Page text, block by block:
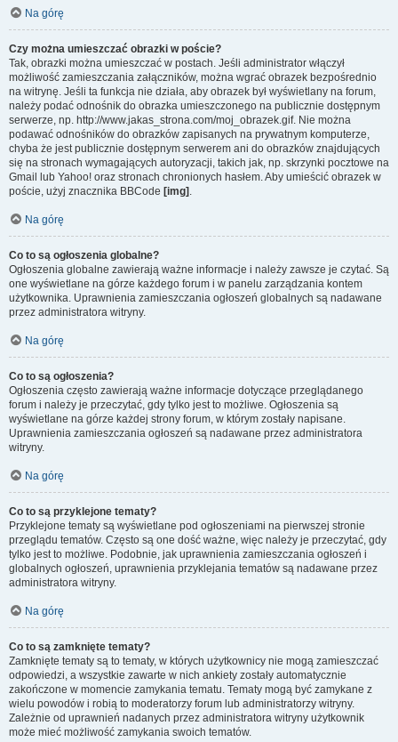
Na górę
Czy można umieszczać obrazki w poście?
Tak, obrazki można umieszczać w postach. Jeśli administrator włączył
możliwość zamieszczania załączników, można wgrać obrazek bezpośrednio
na witrynę. Jeśli ta funkcja nie działa, aby obrazek był wyświetlany na forum,
należy podać odnośnik do obrazka umieszczonego na publicznie dostępnym
serwerze, np. http://www.jakas_strona.com/moj_obrazek.gif. Nie można
podawać odnośników do obrazków zapisanych na prywatnym komputerze,
chyba że jest publicznie dostępnym serwerem ani do obrazków znajdujących
się na stronach wymagających autoryzacji, takich jak, np. skrzynki pocztowe na
Gmail lub Yahoo! oraz stronach chronionych hasłem. Aby umieścić obrazek w
poście, użyj znacznika BBCode [img] .
Na górę
Co to są ogłoszenia globalne?
Ogłoszenia globalne zawierają ważne informacje i należy zawsze je czytać. Są
one wyświetlane na górze każdego forum i w panelu zarządzania kontem
użytkownika. Uprawnienia zamieszczania ogłoszeń globalnych są nadawane
przez administratora witryny.
Na górę
Co to są ogłoszenia?
Ogłoszenia często zawierają ważne informacje dotyczące przeglądanego
forum i należy je przeczytać, gdy tylko jest to możliwe. Ogłoszenia są
wyświetlane na górze każdej strony forum, w którym zostały napisane.
Uprawnienia zamieszczania ogłoszeń są nadawane przez administratora
witryny.
Na górę
Co to są przyklejone tematy?
Przyklejone tematy są wyświetlane pod ogłoszeniami na pierwszej stronie
przeglądu tematów. Często są one dość ważne, więc należy je przeczytać, gdy
tylko jest to możliwe. Podobnie, jak uprawnienia zamieszczania ogłoszeń i
globalnych ogłoszeń, uprawnienia przyklejania tematów są nadawane przez
administratora witryny.
Na górę
Co to są zamknięte tematy?
Zamknięte tematy są to tematy, w których użytkownicy nie mogą zamieszczać
odpowiedzi, a wszystkie zawarte w nich ankiety zostały automatycznie
zakończone w momencie zamykania tematu. Tematy mogą być zamykane z
wielu powodów i robią to moderatorzy forum lub administratorzy witryny.
Zależnie od uprawnień nadanych przez administratora witryny użytkownik
może mieć możliwość zamykania swoich tematów.